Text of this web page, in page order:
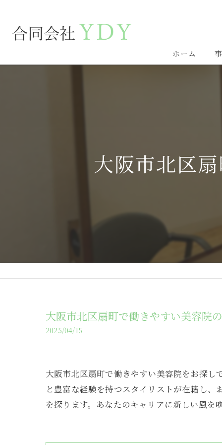
ホーム
大阪市北区
大阪市北区扇町で働きやすい美容院
2025/04/15
大阪市北区扇町で働きやすい美容院をお探
と豊富な経験を持つスタイリストが在籍し
を探ります。あなたのキャリアに新しい風